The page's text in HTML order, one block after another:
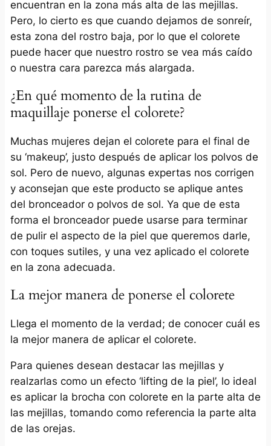
encuentran en la zona más alta de las mejillas.
Pero, lo cierto es que cuando dejamos de sonreír,
esta zona del rostro baja, por lo que el colorete
puede hacer que nuestro rostro se vea más caído
o nuestra cara parezca más alargada.
¿En qué momento de la rutina de
maquillaje ponerse el colorete?
Muchas mujeres dejan el colorete para el final de
su ‘makeup’, justo después de aplicar los polvos de
sol. Pero de nuevo, algunas expertas nos corrigen
y aconsejan que este producto se aplique antes
del bronceador o polvos de sol. Ya que de esta
forma el bronceador puede usarse para terminar
de pulir el aspecto de la piel que queremos darle,
con toques sutiles, y una vez aplicado el colorete
en la zona adecuada.
La mejor manera de ponerse el colorete
Llega el momento de la verdad; de conocer cuál es
la mejor manera de aplicar el colorete.
Para quienes desean destacar las mejillas y
realzarlas como un efecto ‘lifting de la piel’, lo ideal
es aplicar la brocha con colorete en la parte alta de
las mejillas, tomando como referencia la parte alta
de las orejas.